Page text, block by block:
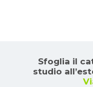
Sfoglia il
studio